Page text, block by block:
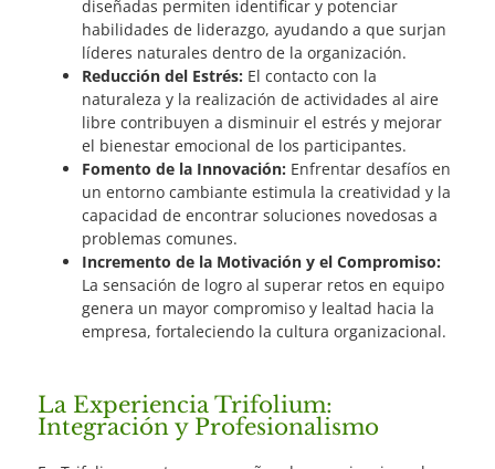
diseñadas permiten identificar y potenciar
habilidades de liderazgo, ayudando a que surjan
líderes naturales dentro de la organización.
Reducción del Estrés: El contacto con la
naturaleza y la realización de actividades al aire
libre contribuyen a disminuir el estrés y mejorar
el bienestar emocional de los participantes.
Fomento de la Innovación: Enfrentar desafíos en
un entorno cambiante estimula la creatividad y la
capacidad de encontrar soluciones novedosas a
problemas comunes.
Incremento de la Motivación y el Compromiso:
La sensación de logro al superar retos en equipo
genera un mayor compromiso y lealtad hacia la
empresa, fortaleciendo la cultura organizacional.
La Experiencia Trifolium:
Integración y Profesionalismo